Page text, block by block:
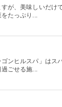
が、美味しいだけ
たっぷり...
ンヒルスパ」はス
ごせる施...